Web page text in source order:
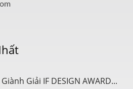
Giải IF DESIGN AWARD...